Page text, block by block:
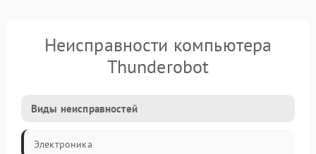
Неисправности компьютера
Thunderobot
Виды неисправностей
Электроника